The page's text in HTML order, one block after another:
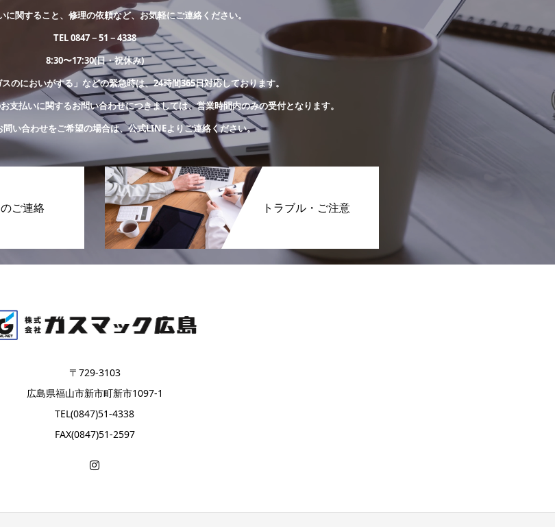
に関すること、修理の依頼など、お気軽にご連絡ください。
TEL 0847－51－4338
8:30〜17:30(日・祝休み)
のにおいがする」などの緊急時は、24時間365日対応しております。
支払いに関するお問い合わせにつきましては、営業時間内のみの受付となります。
い合わせをご希望の場合は、公式LINEよりご連絡ください。
ご連絡 トラブル・ご注意
〒729-3103
広島県福山市新市町新市1097-1
TEL(0847)51-4338
FAX(0847)51-2597